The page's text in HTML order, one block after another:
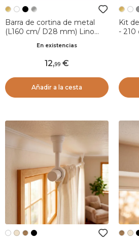
Barra de cortina de metal
(L160 cm/ D28 mm) Lino
En existencias
12,99
Añadir a la cesta
Kit
- 210